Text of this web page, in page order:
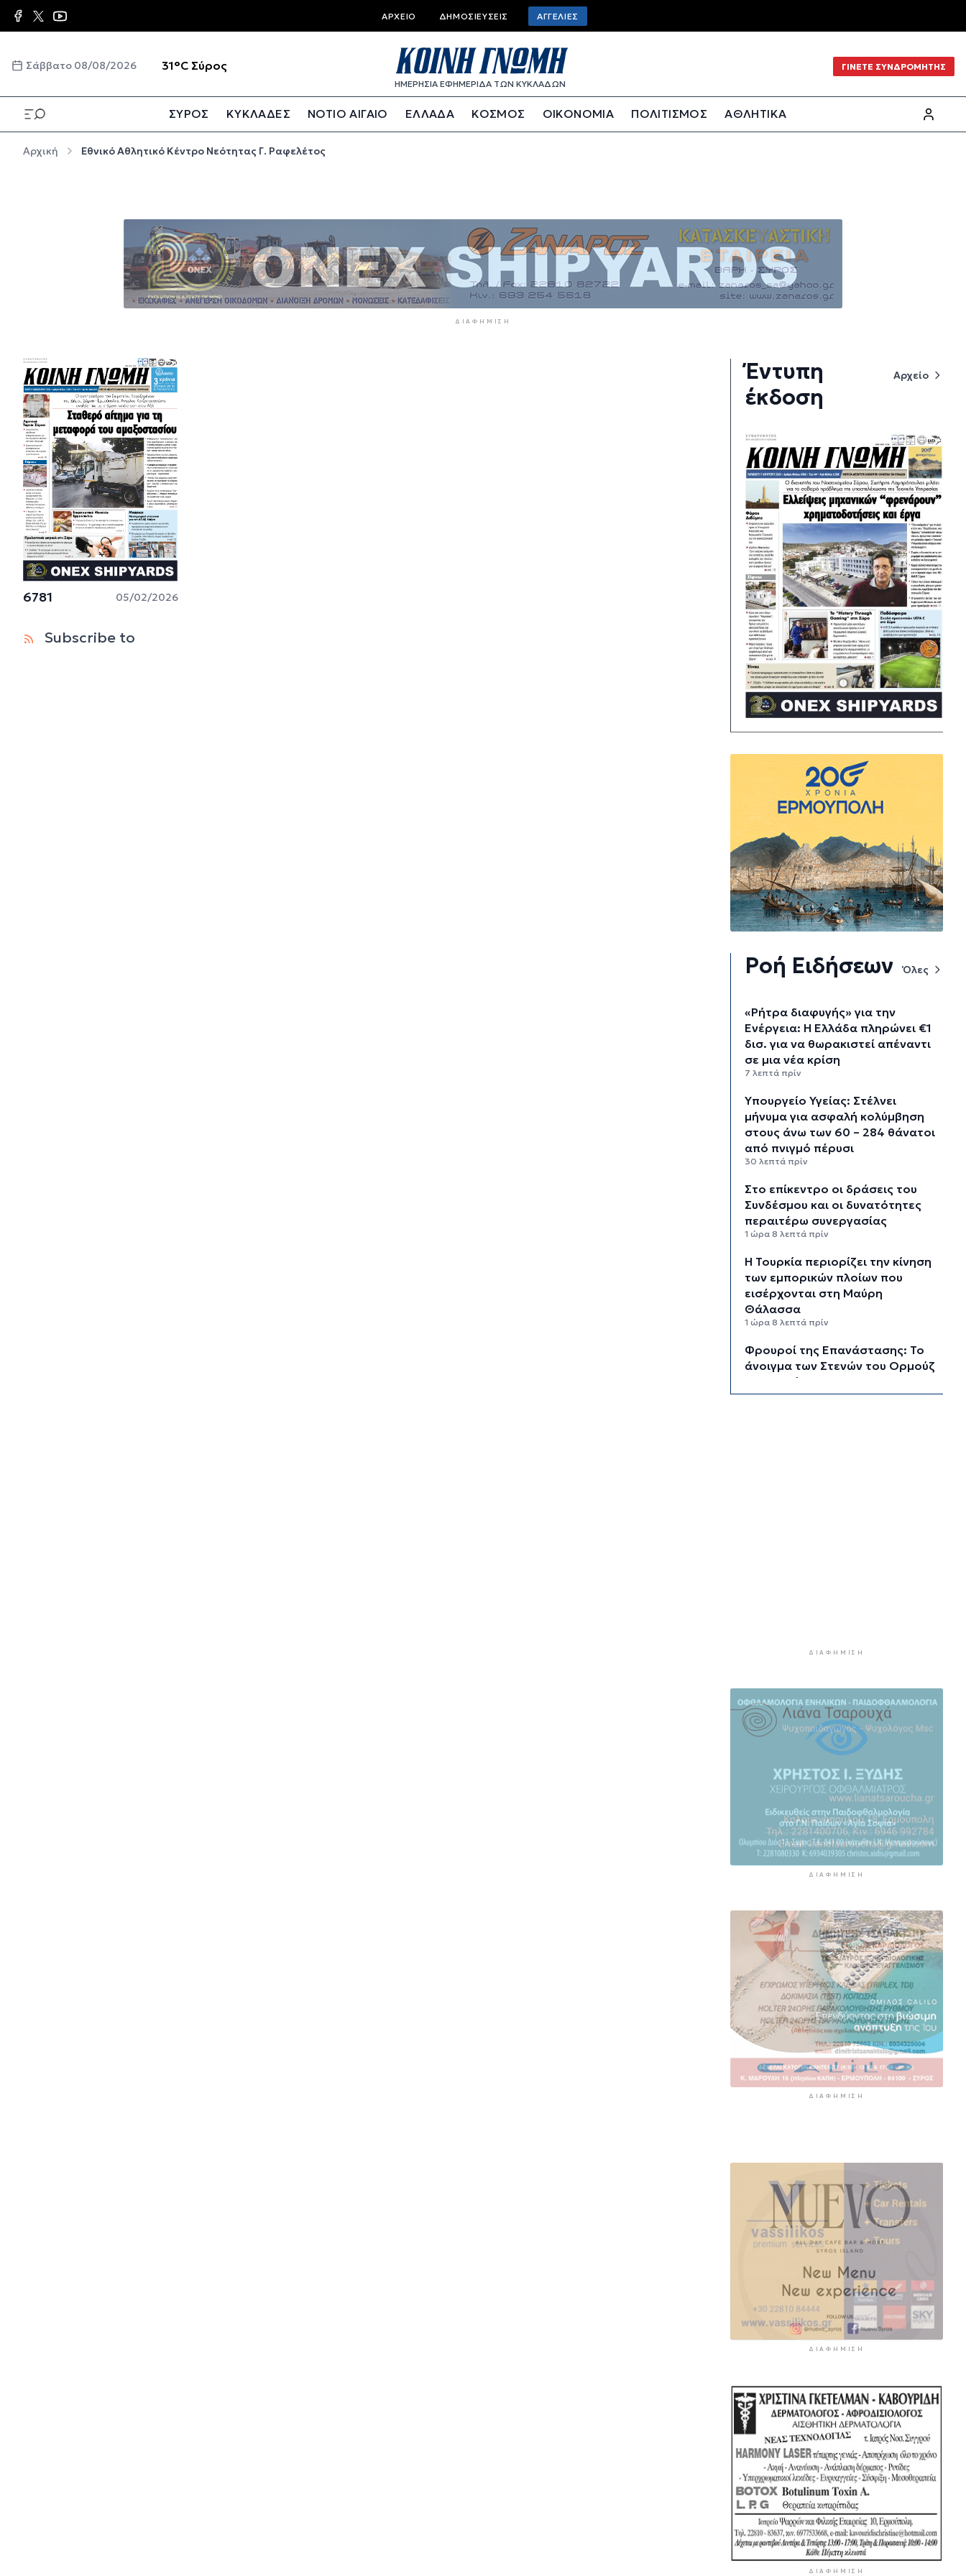
Παράκαμψη προς το κυρίως περιεχόμενο Top bar menu
ΑΡΧΕΊΟ ΔΗΜΟΣΙΕΎΣΕΙΣ ΑΓΓΕΛΊΕΣ
Σάββατο 08/08/2026 31°C Σύρος
ΗΜΕΡΗΣΙΑ ΕΦΗΜΕΡΙΔΑ ΤΩΝ ΚΥΚΛΑΔΩΝ
ΓΙΝΕΤΕ ΣΥΝΔΡΟΜΗΤΗΣ
ΣΥΡΟΣ ΚΥΚΛΑΔΕΣ ΝΟΤΙΟ ΑΙΓΑΙΟ ΕΛΛΑΔΑ ΚΟΣΜΟΣ ΟΙΚΟΝΟΜΙΑ ΠΟΛΙΤΙΣΜΟΣ
ΑΘΛΗΤΙΚΑ
Αρχική Εθνικό Αθλητικό Κέντρο Νεότητας Γ. Ραφελέτος
ΔΙΑΦΉΜΙΣΗ
6781 05/02/2026
Subscribe to
Έντυπη
έκδοση
Αρχείο
Ροή Ειδήσεων Όλες
«Ρήτρα διαφυγής» για την
Ενέργεια: Η Ελλάδα πληρώνει €1
δισ. για να θωρακιστεί απέναντι
σε μια νέα κρίση
7 λεπτά πρίν
Υπουργείο Υγείας: Στέλνει
μήνυμα για ασφαλή κολύμβηση
στους άνω των 60 – 284 θάνατοι
από πνιγμό πέρυσι
30 λεπτά πρίν
Στο επίκεντρο οι δράσεις του
Συνδέσμου και οι δυνατότητες
περαιτέρω συνεργασίας
1 ώρα 8 λεπτά πρίν
Η Τουρκία περιορίζει την κίνηση
των εμπορικών πλοίων που
εισέρχονται στη Μαύρη
Θάλασσα
1 ώρα 8 λεπτά πρίν
Φρουροί της Επανάστασης: Το
άνοιγμα των Στενών του Ορμούζ
δεν σχετίζεται με τις
διαπραγματεύσεις Τεχεράνης
Ερμούπολης
ΕΛΑΣ για το περιστατικό στην
Κρήτη με τον τουρίστα: Δεν
προκύπτει προσέγγιση ανήλικης
έναντι αμοιβής
3 ώρες 32 λεπτά πρίν
Κυκλάδες: Πολύ υψηλός κίνδυνος
πυρκαγιάς για αύριο Κυριακή
4 ώρες 13 λεπτά πρίν
8χρονος τραυματίστηκε στο
κεφάλι μετά από βουτιά σε
παραλία της Χαλκιδικής
4 ώρες 32 λεπτά πρίν
Αυγούστου – Πάνω από 56.000
επιβάτες αναχωρούν σήμερα
από τα λιμάνια της Αττικής
5 ώρες 7 λεπτά πρίν
ΔΙΑΦΉΜΙΣΗ
ΔΙΑΦΉΜΙΣΗ
ΔΙΑΦΉΜΙΣΗ
ΔΙΑΦΉΜΙΣΗ
ΔΙΑΦΉΜΙΣΗ